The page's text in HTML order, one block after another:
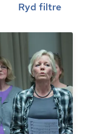
Ryd filtre